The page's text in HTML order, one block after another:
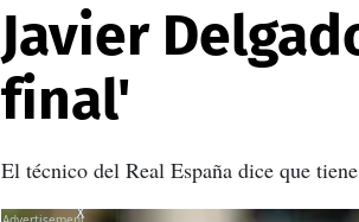
Javier
final'
El técnico del Real España dice que
X